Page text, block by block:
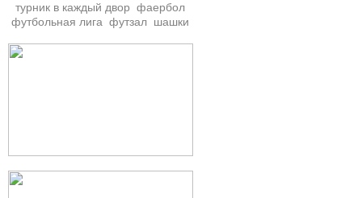
турник в каждый двор фаербол
футбольная лига футзал шашки